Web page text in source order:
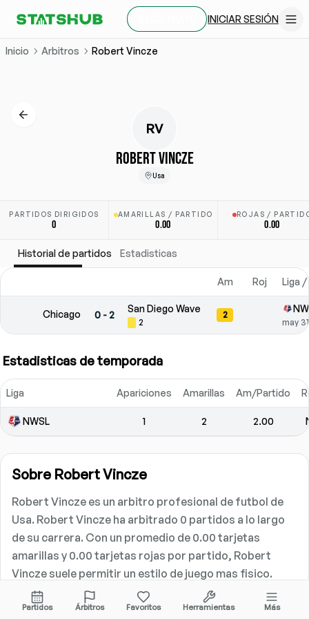
INICIAR SESIÓN
Inicio Arbitros Robert Vincze
RV
ROBERT VINCZE
Usa
PARTIDOS DIRIGIDOS
0
AMARILLAS / PARTIDO
0.00
ROJAS /
0.00
Historial de partidos Estadisticas
Am Roj Liga /
Chicago 0-2
San Diego Wave
2
2
may
Estadisticas de temporada
Liga Apariciones Amarillas Am/Partido
NWSL 1 2 2.00
Sobre Robert Vincze
Robert Vincze es un arbitro profesional de futbol de
Usa. Robert Vincze ha arbitrado 0 partidos a lo largo
de su carrera. Con un promedio de 0.00 tarjetas
amarillas y 0.00 tarjetas rojas por partido, Robert
Vincze suele permitir un estilo de juego mas fisico.
Estadisticas de carrera
Partidos Árbitros Favoritos Herramientas Más